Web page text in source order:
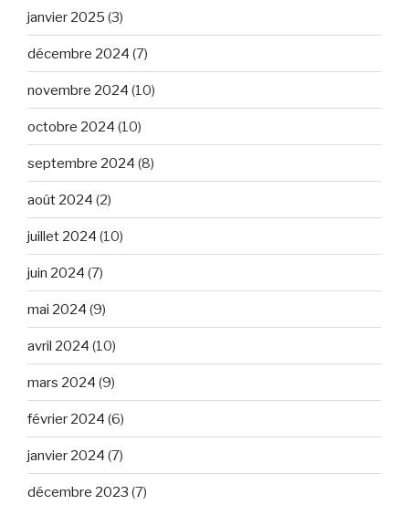
janvier 2025 (3)
décembre 2024 (7)
novembre 2024 (10)
octobre 2024 (10)
septembre 2024 (8)
août 2024 (2)
juillet 2024 (10)
juin 2024 (7)
mai 2024 (9)
avril 2024 (10)
mars 2024 (9)
février 2024 (6)
janvier 2024 (7)
décembre 2023 (7)